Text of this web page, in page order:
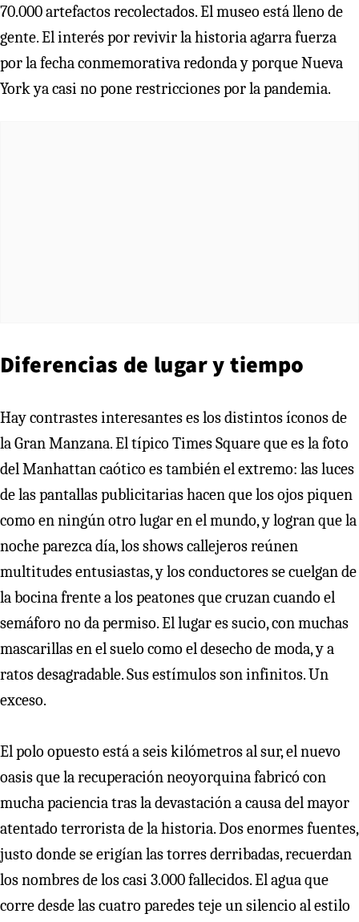
70.000 artefactos recolectados. El museo está lleno de
gente. El interés por revivir la historia agarra fuerza
por la fecha conmemorativa redonda y porque Nueva
York ya casi no pone restricciones por la pandemia.
Diferencias de lugar y tiempo
Hay contrastes interesantes es los distintos íconos de
la Gran Manzana. El típico Times Square que es la foto
del Manhattan caótico es también el extremo: las luces
de las pantallas publicitarias hacen que los ojos piquen
como en ningún otro lugar en el mundo, y logran que la
noche parezca día, los shows callejeros reúnen
multitudes entusiastas, y los conductores se cuelgan de
la bocina frente a los peatones que cruzan cuando el
semáforo no da permiso. El lugar es sucio, con muchas
mascarillas en el suelo como el desecho de moda, y a
ratos desagradable. Sus estímulos son infinitos. Un
exceso.
El polo opuesto está a seis kilómetros al sur, el nuevo
oasis que la recuperación neoyorquina fabricó con
mucha paciencia tras la devastación a causa del mayor
atentado terrorista de la historia. Dos enormes fuentes,
justo donde se erigían las torres derribadas, recuerdan
los nombres de los casi 3.000 fallecidos. El agua que
corre desde las cuatro paredes teje un silencio al estilo